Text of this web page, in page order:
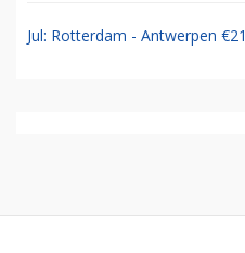
Jul: Rotterdam - Antwerpen €21